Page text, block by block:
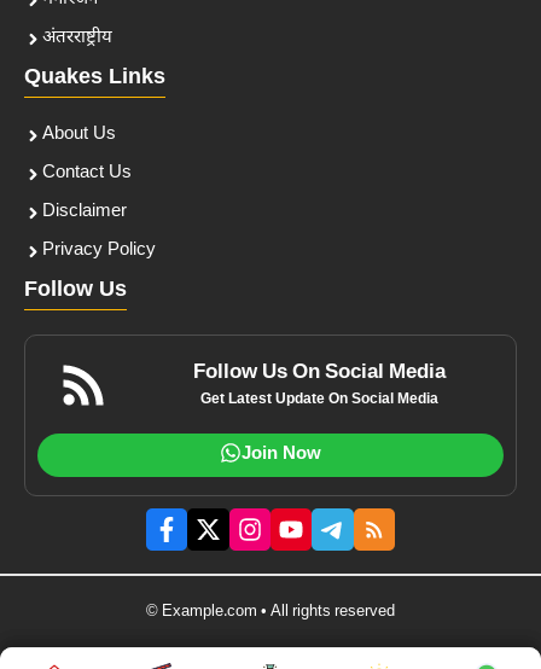
अंतरराष्ट्रीय
Quakes Links
About Us
Contact Us
Disclaimer
Privacy Policy
Follow Us
Follow Us On Social Media
Get Latest Update On Social Media
Join Now
© Example.com • All rights reserved